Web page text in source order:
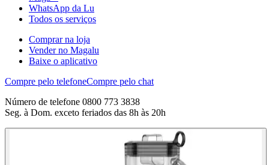
WhatsApp da Lu
Todos os serviços
Comprar na loja
Vender no Magalu
Baixe o aplicativo
Compre pelo telefoneCompre pelo chat
Número de telefone 0800 773 3838
Seg. à Dom. exceto feriados das 8h às 20h